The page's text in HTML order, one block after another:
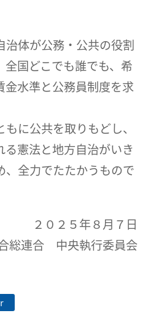
体が公務・公共の役割
国どこでも誰でも、希
金水準と公務員制度を求
に公共を取りもどし、
憲法と地方自治がいき
、全力でたたかうもので
２０２５年８月７日
総連合 中央執行委員会